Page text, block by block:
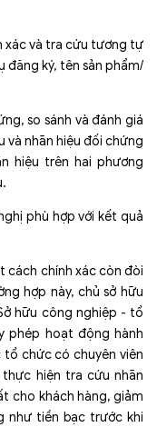
xác và tra cứu tương tự
đăng ký, tên sản phẩm/
so sánh và đánh giá
và nhãn hiệu đối chứng
hiệu trên hai phương
phù hợp với kết quả
chính xác còn đòi
hợp này, chủ sở hữu
hữu công nghiệp - tổ
phép hoạt động hành
chức có chuyên viên
hiện tra cứu nhãn
cho khách hàng, giảm
như tiền bạc trước khi